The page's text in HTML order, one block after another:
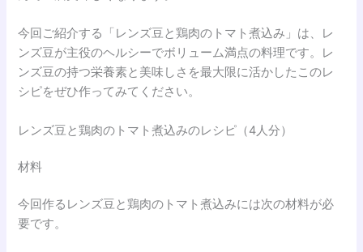
今回ご紹介する「レンズ豆と鶏肉のトマト煮込み」は、レ
ンズ豆が主役のヘルシーでボリューム満点の料理です。レ
ンズ豆の持つ栄養素と美味しさを最大限に活かしたこのレ
シピをぜひ作ってみてください。
レンズ豆と鶏肉のトマト煮込みのレシピ（4人分）
材料
今回作るレンズ豆と鶏肉のトマト煮込みには次の材料が必
要です。